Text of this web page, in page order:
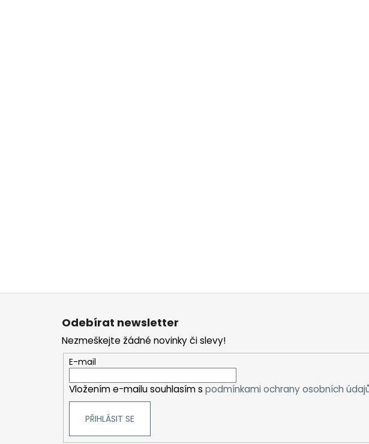
Odebírat newsletter
Nezmeškejte žádné novinky či slevy!
E-mail
Vložením e-mailu souhlasím s podmínkami ochrany osobních
PŘIHLÁSIT SE